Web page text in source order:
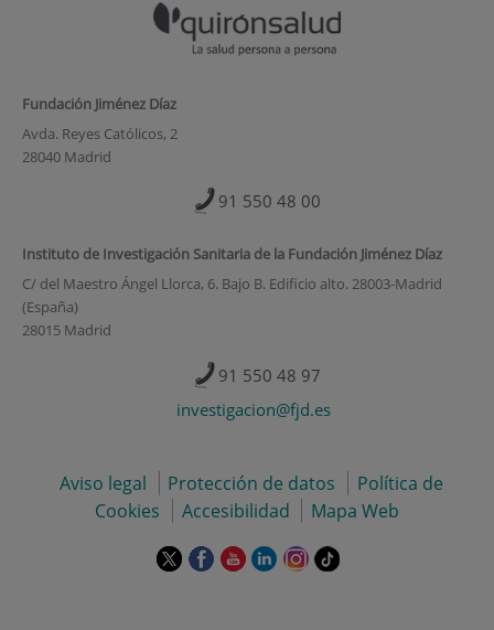
Fundación Jiménez Díaz
Avda. Reyes Católicos, 2
28040 Madrid
91 550 48 00
Instituto de Investigación Sanitaria de la Fundación Jiménez Díaz
C/ del Maestro Ángel Llorca, 6. Bajo B. Edificio alto. 28003-Madrid
(España)
28015 Madrid
91 550 48 97
investigacion@fjd.es
Aviso legal Protección de datos
Política de
Cookies
Accesibilidad Mapa Web
Este EsteEste EsteEste Enlace